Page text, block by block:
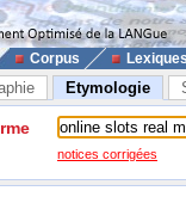
Corpus
Etymologie
notices corrigées